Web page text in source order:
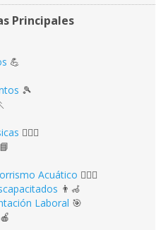
Principales
💪
🎾
🤹🏻‍♂️
📘
Acuático 🏊🏻‍♂️
👨‍🦽
Laboral 🎯
🍎